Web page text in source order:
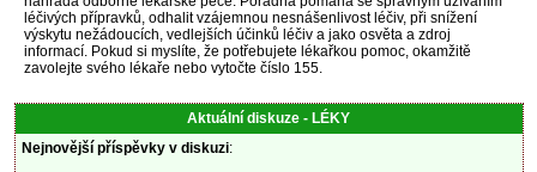
léčivých přípravků, odhalit vzájemnou nesnášenlivost léčiv, při snížení
výskytu nežádoucích, vedlejších účinků léčiv a jako osvěta a zdroj
informací. Pokud si myslíte, že potřebujete lékařkou pomoc, okamžitě
zavolejte svého lékaře nebo vytočte číslo 155.
Aktuální diskuze - LÉKY
Nejnovější příspěvky v diskuzi: